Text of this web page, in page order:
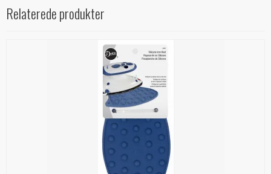
Relaterede produkter